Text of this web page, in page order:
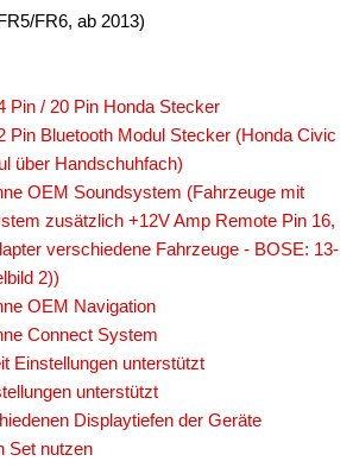
FR6, ab 2013)
Pin / 20 Pin Honda Stecker
Pin Bluetooth Modul Stecker (Honda Civic
über Handschuhfach)
OEM Soundsystem (Fahrzeuge mit
zusätzlich +12V Amp Remote Pin 16,
verschiedene Fahrzeuge - BOSE: 13-
2))
OEM Navigation
Connect System
Einstellungen unterstützt
unterstützt
Displaytiefen der Geräte
Set nutzen